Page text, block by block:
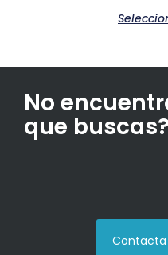
No
que buscas?
Contacta